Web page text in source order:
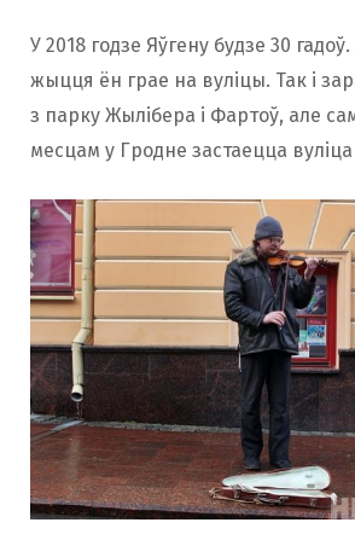
У 2018 годзе Яўгену будзе 30
жыцця ён грае на вуліцы. Так і
з парку Жылібера і Фартоў, але
месцам у Гродне застаецца